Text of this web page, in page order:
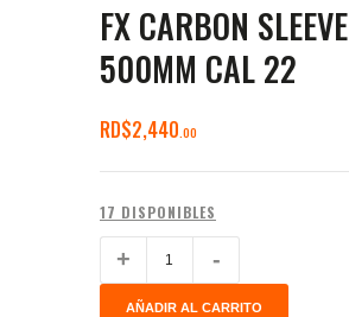
FX CARBON SLEEVE
500MM CAL 22
RD$2,440 00
17 DISPONIBLES
AÑADIR AL CARRITO